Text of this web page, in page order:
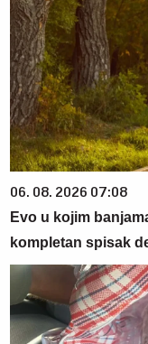
06. 08. 2026 07:08
Evo u kojim
kompletan spisak